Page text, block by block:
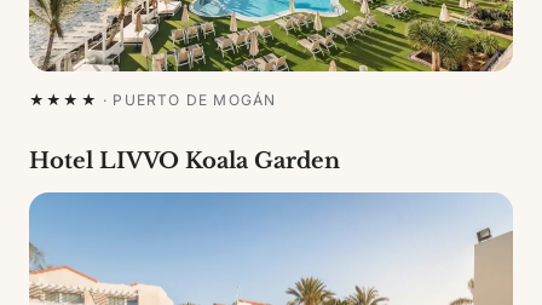
★★★★ · PUERTO DE MOGÁN
Hotel LIVVO Koala Garden